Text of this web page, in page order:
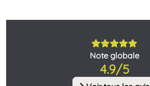
Note globale
4.9/5